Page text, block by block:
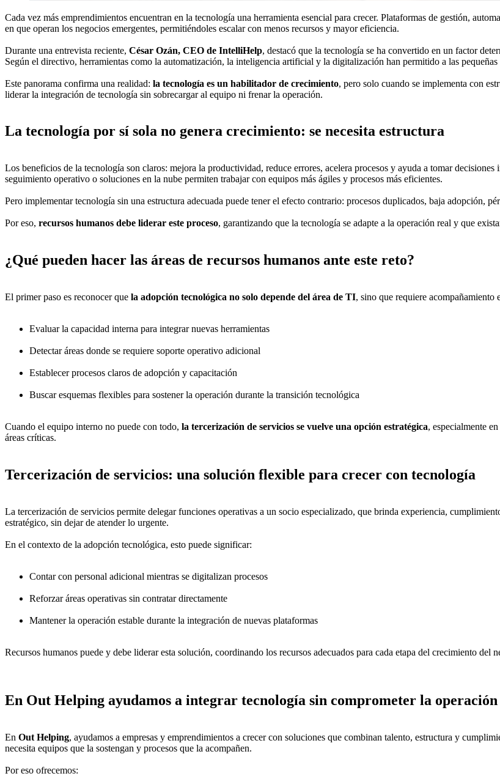
Cada vez más emprendimientos encuentran en la tecnología una herramienta esencial para crecer. Plataformas de gestión,
en que operan los negocios emergentes, permitiéndoles escalar con menos recursos y mayor eficiencia.
Durante una entrevista reciente, César Ozán, CEO de IntelliHelp, destacó que la tecnología se ha convertido en un factor
Según el directivo, herramientas como la automatización, la inteligencia artificial y la digitalización han permitido a las
Este panorama confirma una realidad: la tecnología es un habilitador de crecimiento, pero solo cuando se implementa con
liderar la integración de tecnología sin sobrecargar al equipo ni frenar la operación.
La tecnología por sí sola no genera crecimiento: se necesita estructura
Los beneficios de la tecnología son claros: mejora la productividad, reduce errores, acelera procesos y ayuda a tomar
seguimiento operativo o soluciones en la nube permiten trabajar con equipos más ágiles y procesos más eficientes.
Pero implementar tecnología sin una estructura adecuada puede tener el efecto contrario: procesos duplicados, baja adopción,
Por eso, recursos humanos debe liderar este proceso, garantizando que la tecnología se adapte a la operación real y que
¿Qué pueden hacer las áreas de recursos humanos ante este reto?
El primer paso es reconocer que la adopción tecnológica no solo depende del área de TI, sino que requiere acompañamiento
Evaluar la capacidad interna para integrar nuevas herramientas
Detectar áreas donde se requiere soporte operativo adicional
Establecer procesos claros de adopción y capacitación
Buscar esquemas flexibles para sostener la operación durante la transición tecnológica
Cuando el equipo interno no puede con todo, la tercerización de servicios se vuelve una opción estratégica, especialmente
áreas críticas.
Tercerización de servicios: una solución flexible para crecer con tecnología
La tercerización de servicios permite delegar funciones operativas a un socio especializado, que brinda experiencia,
estratégico, sin dejar de atender lo urgente.
En el contexto de la adopción tecnológica, esto puede significar:
Contar con personal adicional mientras se digitalizan procesos
Reforzar áreas operativas sin contratar directamente
Mantener la operación estable durante la integración de nuevas plataformas
Recursos humanos puede y debe liderar esta solución, coordinando los recursos adecuados para cada etapa del crecimiento del
En Out Helping ayudamos a integrar tecnología sin comprometer la operación
En Out Helping, ayudamos a empresas y emprendimientos a crecer con soluciones que combinan talento, estructura y
necesita equipos que la sostengan y procesos que la acompañen.
Por eso ofrecemos: